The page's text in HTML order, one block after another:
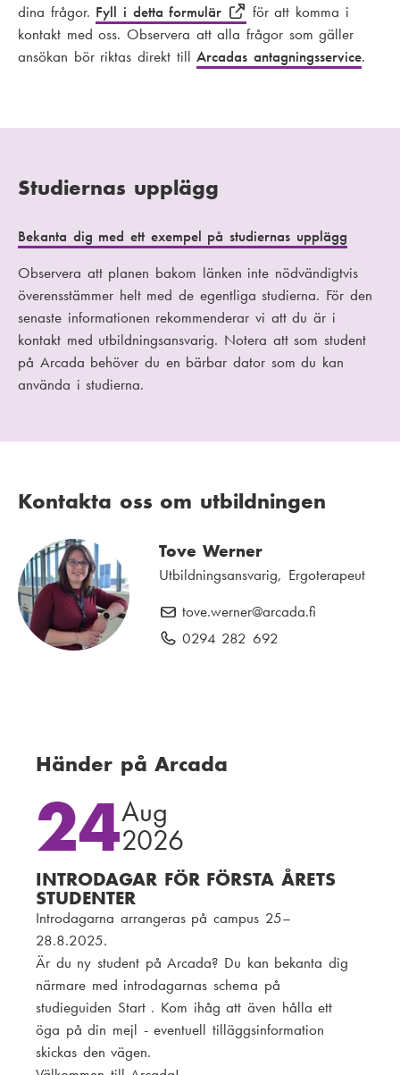
dina frågor. Fyll i detta formulär
för att komma i
kontakt med oss. Observera att alla frågor som gäller
ansökan bör riktas direkt tillArcadas antagningsservice.
Studiernas upplägg
Bekanta dig med ett exempel på studiernas upplägg
Observera att planen bakom länken inte nödvändigtvis
överensstämmer helt med de egentliga studierna. För den
senaste informationen rekommenderar vi att du är i
kontakt med utbildningsansvarig. Notera att som student
på Arcada behöver du en bärbar dator som du kan
använda i studierna.
Kontakta oss om utbildningen
Tove Werner
Utbildningsansvarig, Ergoterapeut
E
-
tove.werner@arcada.fi
T
n
e
:
0294 282 692
Händer på Arcada
24Aug
2026
INTRODAGAR FÖR FÖRSTA ÅRETS
STUDENTER
Introdagarna arrangeras på campus 25–
28.8.2025.
Är du ny student på Arcada? Du kan bekanta dig
närmare med introdagarnas schema på
studieguiden Start . Kom ihåg att även hålla ett
öga på din mejl - eventuell tilläggsinformation
skickas den vägen.